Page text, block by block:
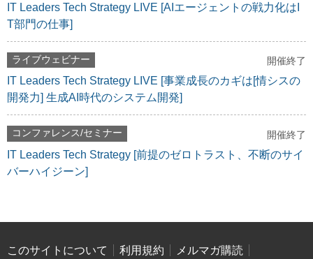
IT Leaders Tech Strategy LIVE [AIエージェントの戦力化はI
T部門の仕事]
ライブウェビナー 開催終了
IT Leaders Tech Strategy LIVE [事業成長のカギは[情シスの
開発力] 生成AI時代のシステム開発]
コンファレンス/セミナー 開催終了
IT Leaders Tech Strategy [前提のゼロトラスト、不断のサイ
バーハイジーン]
このサイトについて 利用規約
メルマガ購読